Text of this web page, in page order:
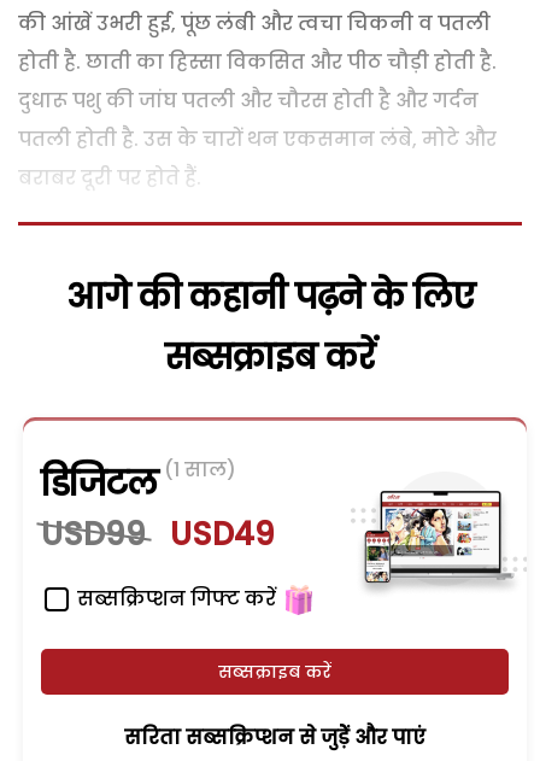
की आंखें उभरी हुई, पूंछ लंबी और त्वचा चिकनी व पतली
होती है. छाती का हिस्सा विकसित और पीठ चौड़ी होती है.
दुधारू पशु की जांघ पतली और चौरस होती है और गर्दन
पतली होती है. उस के चारों थन एकसमान लंबे, मोटे और
बराबर दूरी पर होते हैं.
आगे की कहानी पढ़ने के लिए
सब्सक्राइब करें
डिजिटल (1 साल)
USD99 USD49
सब्सक्रिप्शन गिफ्ट करें
सब्सक्राइब करें
सरिता सब्सक्रिप्शन से जुड़ेें और पाएं